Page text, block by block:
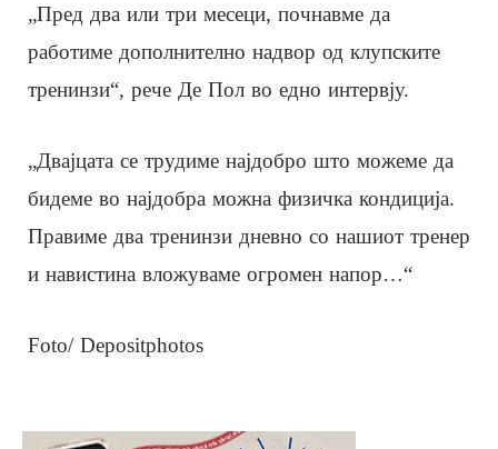
„Пред два или три месеци, почнавме да
работиме дополнително надвор од клупските
тренинзи“, рече Де Пол во едно интервју.
„Двајцата се трудиме најдобро што можеме да
бидеме во најдобра можна физичка кондиција.
Правиме два тренинзи дневно со нашиот тренер
и навистина вложуваме огромен напор…“
Foto/ Depositphotos